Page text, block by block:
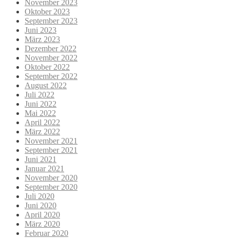
November 2023
Oktober 2023
September 2023
Juni 2023
März 2023
Dezember 2022
November 2022
Oktober 2022
September 2022
August 2022
Juli 2022
Juni 2022
Mai 2022
April 2022
März 2022
November 2021
September 2021
Juni 2021
Januar 2021
November 2020
September 2020
Juli 2020
Juni 2020
April 2020
März 2020
Februar 2020